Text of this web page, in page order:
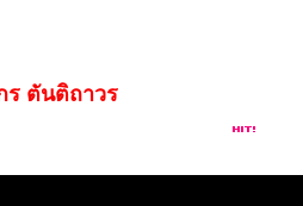
ร ตันติถาวร